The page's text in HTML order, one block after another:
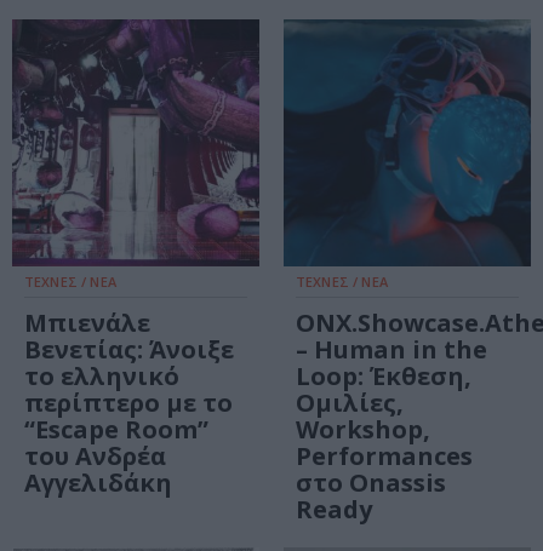
ΤΕΧΝΕΣ / ΝΕΑ
Μπιενάλε
Βενετίας: Άνοιξε
το ελληνικό
περίπτερο με το
“Εscape Room”
του Ανδρέα
Αγγελιδάκη
ΤΕΧΝΕΣ / ΝΕΑ
– Human in the
Loop: Έκθεση,
Ομιλίες,
Workshop,
Performances
στο Onassis
Ready